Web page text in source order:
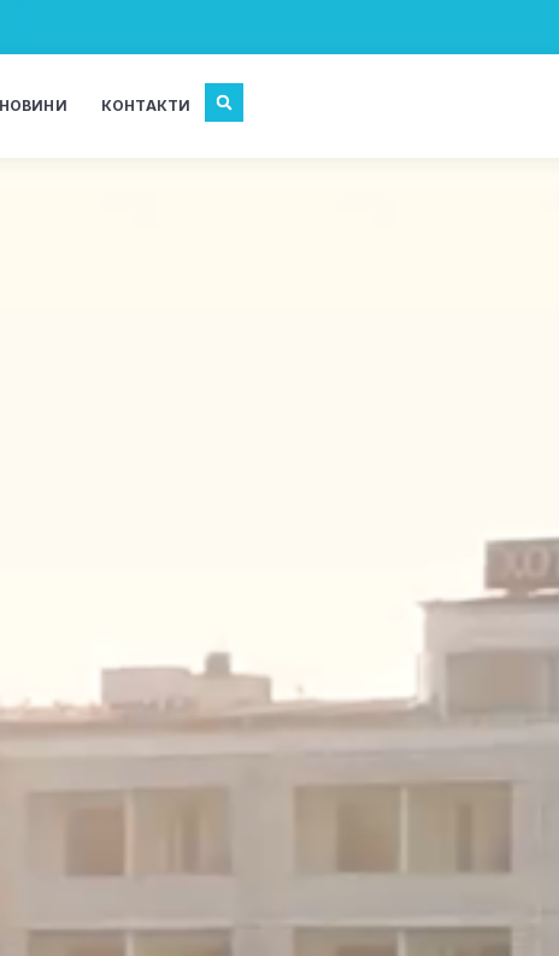
НОВИНИ КОНТАКТИ